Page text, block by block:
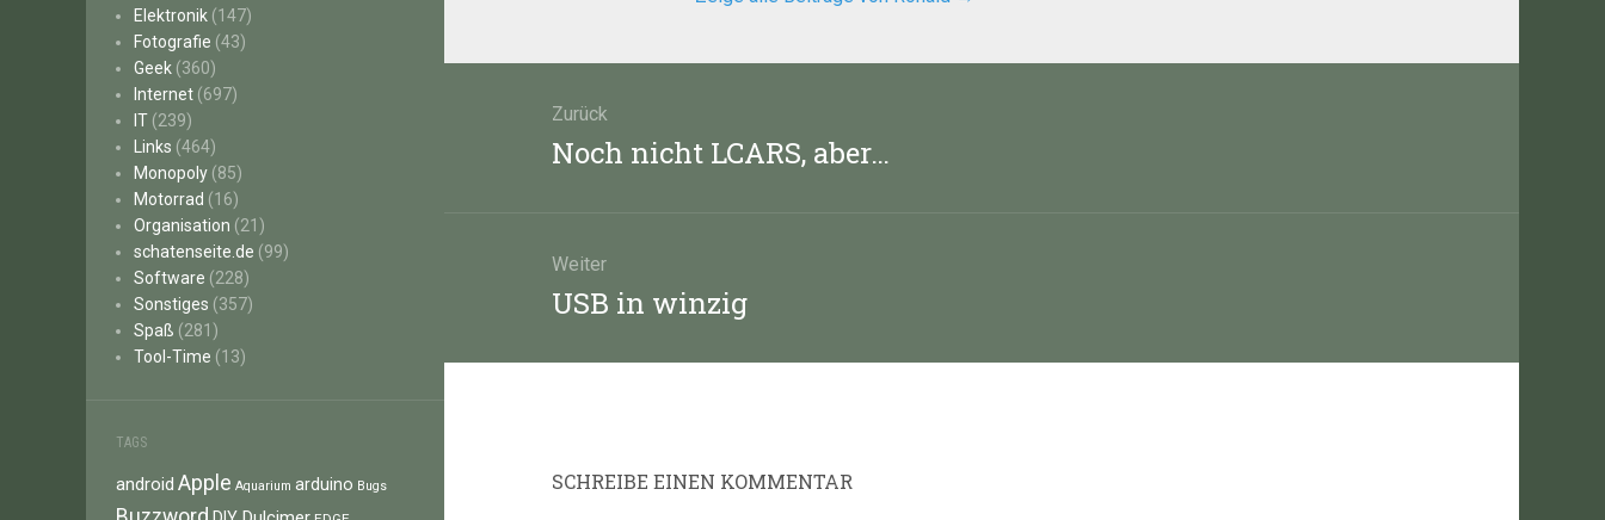
Elektronik (147)
Fotografie (43)
Geek (360)
Internet (697)
IT (239)
Links (464)
Monopoly (85)
Motorrad (16)
Organisation (21)
schatenseite.de (99)
Software (228)
Sonstiges (357)
Spaß (281)
Tool-Time (13)
TAGS
android Apple Aquarium arduino Bugs
Zurück
Vorheriger
Noch nicht LCARS, aber…
Weiter
Nächster
USB in winzig
SCHREIBE EINEN KOMMENTAR